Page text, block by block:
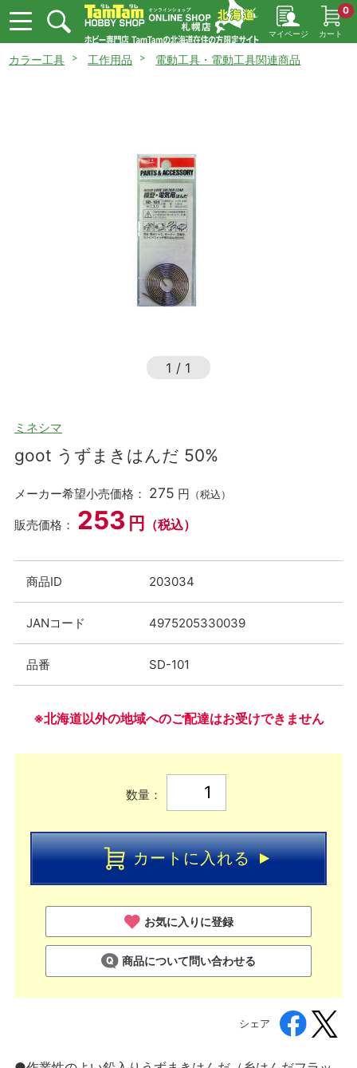
マイページ カート
0
カラー工具 工作用品 電動工具・電動工具関連商品
1 / 1
ミネシマ
goot うずまきはんだ 50%
メーカー希望小売価格： 275 円 （税込）
販売価格： 253 円 （税込）
商品ID 203034
JANコード 4975205330039
品番 SD-101
※北海道以外の地域へのご配達はお受けできません
数量：
カートに入れる
お気に入りに登録
商品について問い合わせる
シェア